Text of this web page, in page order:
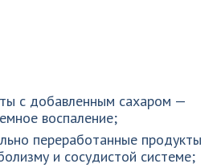
с добавленным сахаром —
воспаление;
переработанные продукты
и сосудистой системе;